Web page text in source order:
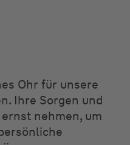
Ohr für unsere
Ihre Sorgen und
nehmen, um